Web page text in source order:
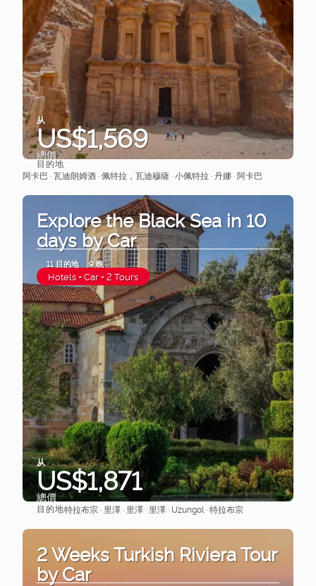
从
US$1,569
總價
查看
目的地
阿卡巴 · 瓦迪朗姆酒 · 佩特拉，瓦迪穆薩 · 小佩特拉 · 丹娜 · 阿卡巴
Explore the Black Sea in 10
days by Car
11 目的地 9 晚
Hotels + Car + 2 Tours
从
US$1,871
總價
查看
目的地特拉布宗 · 里澤 · 里澤 · 里澤 · Uzungol · 特拉布宗
2 Weeks Turkish Riviera Tour
by Car